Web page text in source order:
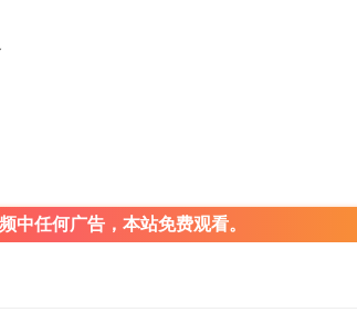
中任何广告，本站免费观看。